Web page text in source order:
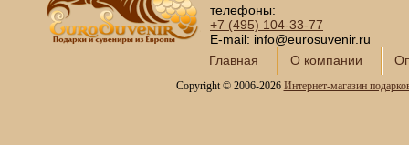
телефоны:
+7 (495) 104-33-77
E-mail: info@eurosuvenir.ru
Главная
О компании
Copyright © 2006-2026 Интернет-магазин